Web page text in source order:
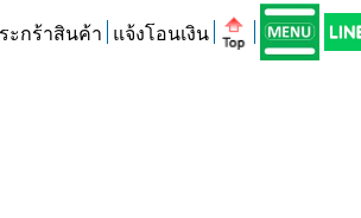
ะกร้าสินค้า แจ้งโอนเงิน